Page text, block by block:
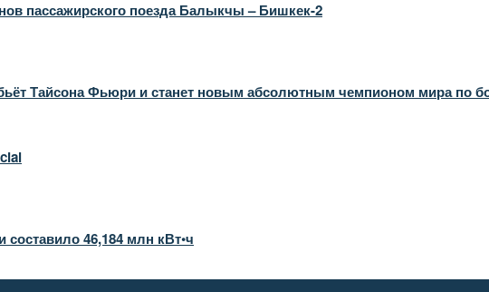
пассажирского поезда Балыкчы – Бишкек-2
Тайсона Фьюри и станет новым абсолютным чемпионом мира по
составило 46,184 млн кВт•ч